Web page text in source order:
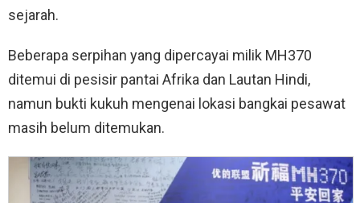
sejarah.
Beberapa serpihan yang dipercayai milik MH370
ditemui di pesisir pantai Afrika dan Lautan Hindi,
namun bukti kukuh mengenai lokasi bangkai pesawat
masih belum ditemukan.